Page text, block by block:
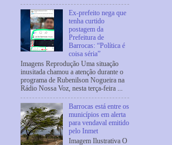
Ex-prefeito nega que
tenha curtido
postagem da
Prefeitura de
Barrocas: “Política é
coisa séria”
Imagens Reprodução Uma situação
inusitada chamou a atenção durante o
programa de Rubenilson Nogueira na
Rádio Nossa Voz, nesta terça-feira ...
Barrocas está entre os
municípios em alerta
para vendaval emitido
pelo Inmet
Imagem Ilustrativa O